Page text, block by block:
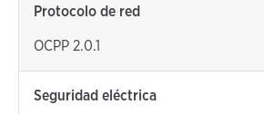
Protocolo de red
OCPP 2.0.1
Seguridad eléctrica